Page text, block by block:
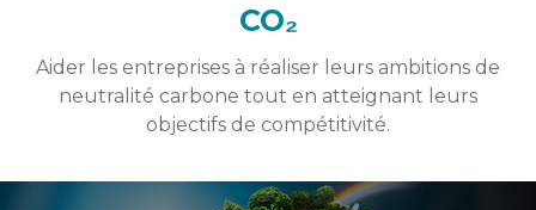
CO₂
Aider les entreprises à réaliser leurs ambitions de
neutralité carbone tout en atteignant leurs
objectifs de compétitivité.